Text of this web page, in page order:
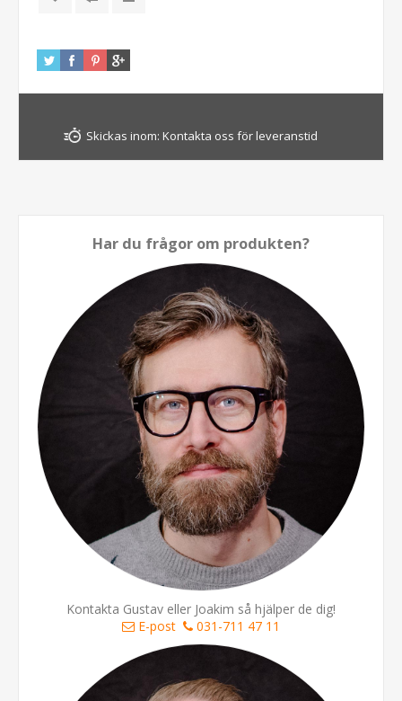
Skickas inom: Kontakta oss för leveranstid
Har du frågor om produkten?
Kontakta Gustav eller Joakim så hjälper de dig!
E-post
031-711 47 11